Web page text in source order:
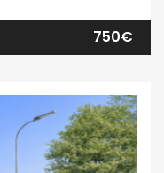
750€